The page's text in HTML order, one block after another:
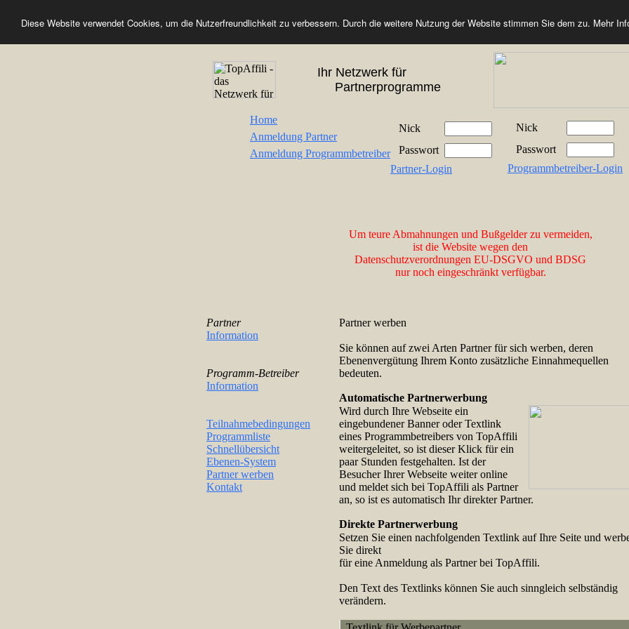
Diese Website verwendet Cookies, um die Nutzerfreundlichkeit zu verbessern. Durch die weitere Nutzung der Website stimmen Sie dem zu. Mehr
Ihr Netzwerk für
Partnerprogramme
Home
Anmeldung Partner
Anmeldung Programmbetreiber
Nick
Passwort
Partner-Login
Nick
Passwort
Programmbetreiber-Login
Um teure Abmahnungen und Bußgelder zu vermeiden,
ist die Website wegen den
Datenschutzverordnungen EU-DSGVO und BDSG
nur noch eingeschränkt verfügbar.
Partner
Information
Programm-Betreiber
Information
Teilnahmebedingungen
Programmliste
Schnellübersicht
Ebenen-System
Partner werben
Kontakt
Partner werben
Sie können auf zwei Arten Partner für sich werben, deren
Ebenenvergütung Ihrem Konto zusätzliche Einnahmequellen
bedeuten.
Automatische Partnerwerbung
Wird durch Ihre Webseite ein
eingebundener Banner oder Textlink
eines Programmbetreibers von TopAffili
weitergeleitet, so ist dieser Klick für ein
paar Stunden festgehalten. Ist der
Besucher Ihrer Webseite weiter online
und meldet sich bei TopAffili als Partner
an, so ist es automatisch Ihr direkter Partner.
Direkte Partnerwerbung
Setzen Sie einen nachfolgenden Textlink auf Ihre Seite und
Sie direkt
für eine Anmeldung als Partner bei TopAffili.
Den Text des Textlinks können Sie auch sinngleich selbständig
verändern.